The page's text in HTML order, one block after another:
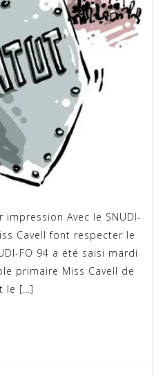
Avec le SNUDI-
Cavell font respecter le
FO 94 a été saisi mardi
primaire Miss Cavell de
le […]